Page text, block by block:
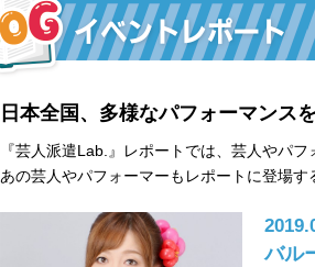
日本全国、多様なパフォーマンス
『芸人派遣Lab.』レポートでは、芸人やパ
あの芸人やパフォーマーもレポートに登場す
バル